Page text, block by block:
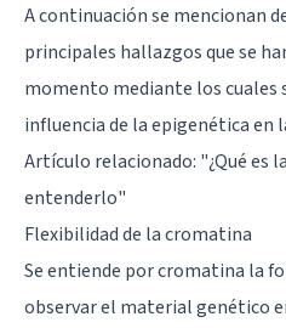
A continuación se mencionan
principales hallazgos que se
momento mediante los cuales
influencia de la epigenética en
Artículo relacionado: "¿Qué es
entenderlo"
Flexibilidad de la cromatina
Se entiende por cromatina la
observar el material genético